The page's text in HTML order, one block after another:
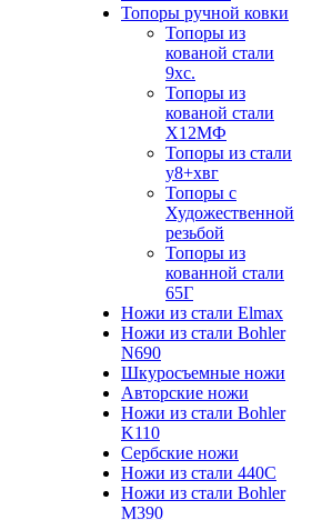
Топоры ручной ковки
Топоры из
кованой стали
9хс.
Топоры из
кованой стали
Х12МФ
Топоры из стали
у8+хвг
Топоры с
Художественной
резьбой
Топоры из
кованной стали
65Г
Ножи из стали Elmax
Ножи из стали Bohler
N690
Шкуросъемные ножи
Авторские ножи
Ножи из стали Bohler
K110
Сербские ножи
Ножи из стали 440С
Ножи из стали Bohler
M390